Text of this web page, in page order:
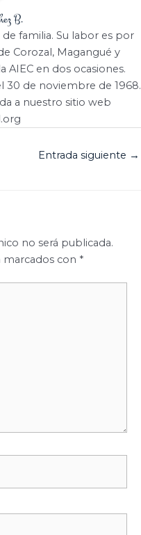
B.
familia. Su labor es por
Corozal, Magangué y
AIEC en dos ocasiones.
30 de noviembre de 1968.
a nuestro sitio web
Entrada siguiente →
no será publicada.
con *